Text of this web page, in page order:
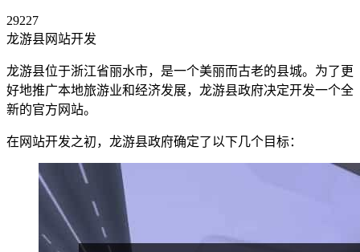
29227
龙游县网站开发
龙游县位于浙江省丽水市，是一个美丽而古老的县城。为了更
好地推广本地旅游业和经济发展，龙游县政府决定开发一个全
新的官方网站。
在网站开发之初，龙游县政府确定了以下几个目标：